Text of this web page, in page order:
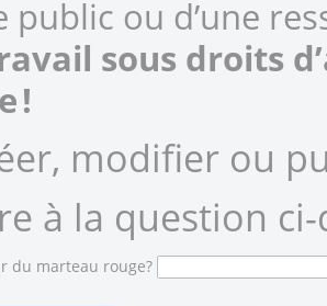
public ou d’une
sous droits
!
modifier ou
à la question ci-
du marteau rouge?